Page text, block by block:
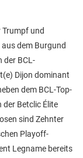
Trumpf und
dem Burgund
der BCL-
Dijon dominant
dem BCL-Top-
Betclic Élite
sind Zehnter
Playoff-
Legname bereits